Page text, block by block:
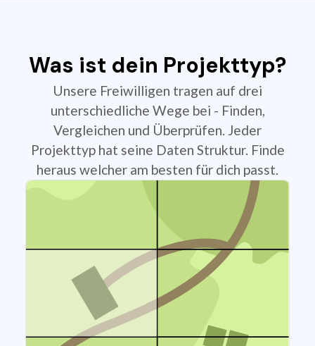
Was ist dein Projekttyp?
Unsere Freiwilligen tragen auf drei
unterschiedliche Wege bei - Finden,
Vergleichen und Überprüfen. Jeder
Projekttyp hat seine Daten Struktur. Finde
heraus welcher am besten für dich passt.